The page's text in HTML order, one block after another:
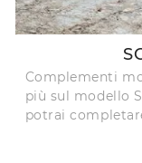
Complementi
più sul modello
potrai